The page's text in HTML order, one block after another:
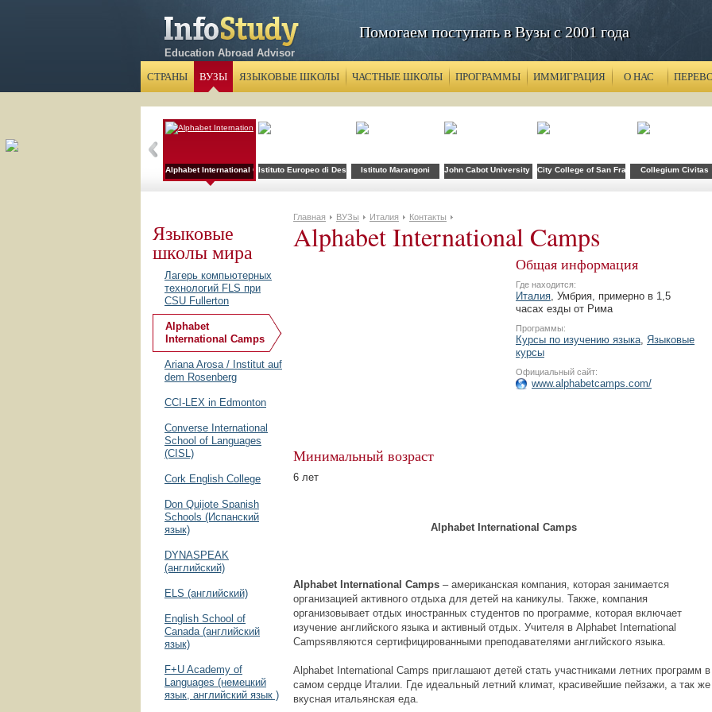
Education Abroad Advisor
Помогаем поступать в Вузы с 2001 года
СТРАНЫ ВУЗЫ ЯЗЫКОВЫЕ ШКОЛЫ ЧАСТНЫЕ ШКОЛЫ ПРОГРАММЫ ИММИГРАЦИЯ О НАС
Alphabet International CampsIstituto Europeo di Design (IED)Istituto Marangoni John Cabot University in Rome (JCU)City College of San FranciscoCollegium Civitas
Языковые
школы мира
Лагерь компьютерных
технологий FLS при
CSU Fullerton
Alphabet
International Camps
Ariana Arosa / Institut auf
dem Rosenberg
CCI-LEX in Edmonton
Converse International
School of Languages
(CISL)
Cork English College
Don Quijote Spanish
Schools (Испанский
язык)
DYNASPEAK
(английский)
ELS (английский)
English School of
Canada (английский
язык)
F+U Academy of
Languages (немецкий
язык, английский язык )
Главная ВУЗы Италия Контакты
Alphabet International Camps
Общая информация
Где находится:
Италия, Умбрия, примерно в 1,5
часах езды от Рима
Программы:
Курсы по изучению языка, Языковые
курсы
Официальный сайт:
www.alphabetcamps.com/
Минимальный возраст
6 лет
Alphabet International Camps
Alphabet International Camps – американская компания, которая занимается
организацией активного отдыха для детей на каникулы. Также, компания
организовывает отдых иностранных студентов по программе, которая включает
изучение английского языка и активный отдых. Учителя в Alphabet International
Campsявляются сертифицированными преподавателями английского языка.
Alphabet International Camps приглашают детей стать участниками летних программ в
самом сердце Италии. Где идеальный летний климат, красивейшие пейзажи, а так же
вкусная итальянская еда.